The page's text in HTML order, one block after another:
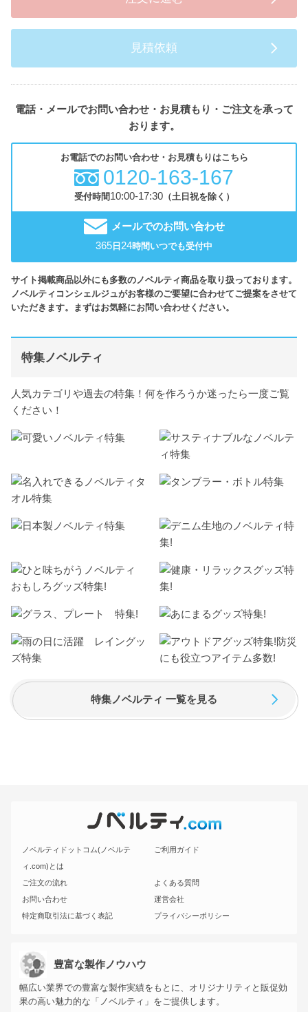
見積依頼
電話・メールでお問い合わせ・お見積もり・ご注文を承って
おります。
お電話でのお問い合わせ・お見積もりはこちら
0120-163-167
受付時間10:00-17:30（土日祝を除く）
メールでのお問い合わせ
365日24時間いつでも受付中
サイト掲載商品以外にも多数のノベルティ商品を取り扱っております。
ノベルティコンシェルジュがお客様のご要望に合わせてご提案をさせて
いただきます。まずはお気軽にお問い合わせください。
特集ノベルティ
人気カテゴリや過去の特集！何を作ろうか迷ったら一度ご覧
ください！
特集ノベルティ 一覧を見る
ノベルティドットコム(ノベルテ
ィ.com)とは
ご利用ガイド
ご注文の流れ
よくある質問
お問い合わせ
運営会社
特定商取引法に基づく表記
プライバシーポリシー
豊富な製作ノウハウ
幅広い業界での豊富な製作実績をもとに、オリジナリティと販促効
果の高い魅力的な「ノベルティ」をご提供します。